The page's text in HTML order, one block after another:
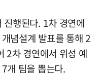
행된다. 1차 경연에
념설계 발표를 통해 2
2차 경연에서 위성 예
개 팀을 뽑는다.